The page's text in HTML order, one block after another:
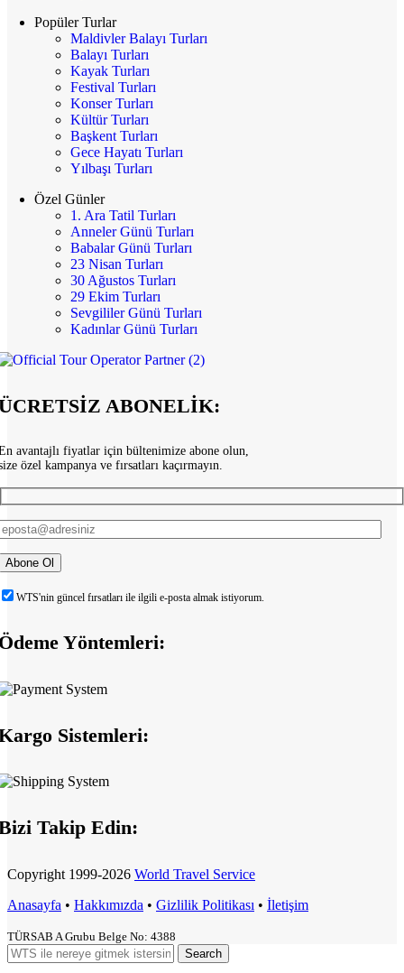
Popüler Turlar
Maldivler Balayı Turları
Balayı Turları
Kayak Turları
Festival Turları
Konser Turları
Kültür Turları
Başkent Turları
Gece Hayatı Turları
Yılbaşı Turları
Özel Günler
1. Ara Tatil Turları
Anneler Günü Turları
Babalar Günü Turları
23 Nisan Turları
30 Ağustos Turları
29 Ekim Turları
Sevgililer Günü Turları
Kadınlar Günü Turları
ABONELİK:
avantajlı fiyatlar için bültenimize abone olun,
özel kampanya ve fırsatları kaçırmayın.
WTS'nin güncel fırsatları ile ilgili e-posta almak istiyorum.
Yöntemleri:
Sistemleri:
Takip Edin:
Copyright 1999-2026 World Travel Service
Anasayfa • Hakkımızda • Gizlilik Politikası • İletişim
TÜRSAB A Grubu Belge No: 4388
Search